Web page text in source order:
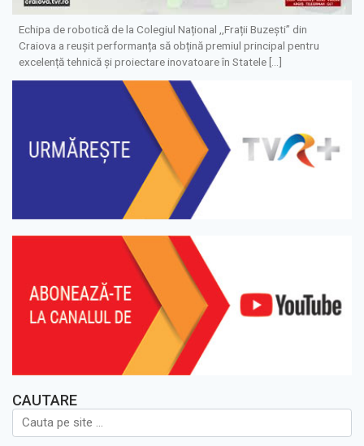
Echipa de robotică de la Colegiul Național ,,Frații Buzești” din
Craiova a reușit performanța să obțină premiul principal pentru
excelență tehnică și proiectare inovatoare în Statele […]
CAUTARE